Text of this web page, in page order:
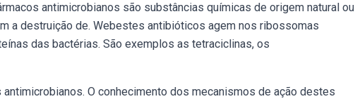
antimicrobianos são substâncias químicas de origem natural ou
a destruição de. Webestes antibióticos agem nos ribossomas
das bactérias. São exemplos as tetraciclinas, os
O conhecimento dos mecanismos de ação destes